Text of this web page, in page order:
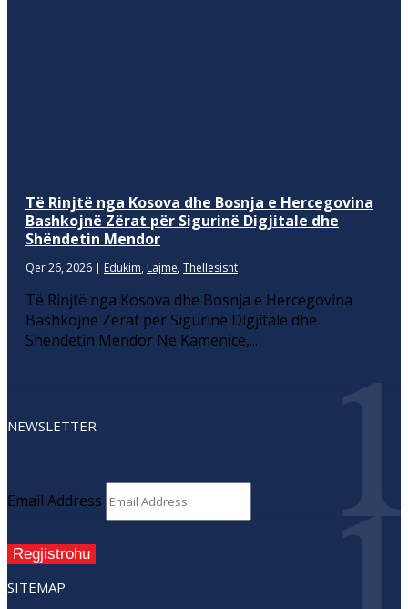
Të Rinjtë nga Kosova dhe Bosnja e Hercegovina
Bashkojnë Zërat për Sigurinë Digjitale dhe
Shëndetin Mendor
Qer 26, 2026 | Edukim, Lajme, Thellesisht
Të Rinjtë nga Kosova dhe Bosnja e Hercegovina
Bashkojnë Zërat për Sigurinë Digjitale dhe
Shëndetin Mendor Në Kamenicë,...
NEWSLETTER
Email Address
Regjistrohu
SITEMAP